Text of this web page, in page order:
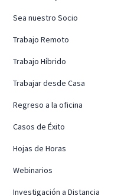
Sea nuestro Socio
Trabajo Remoto
Trabajo Híbrido
Trabajar desde Casa
Regreso a la oficina
Casos de Éxito
Hojas de Horas
Webinarios
Investigación a Distancia